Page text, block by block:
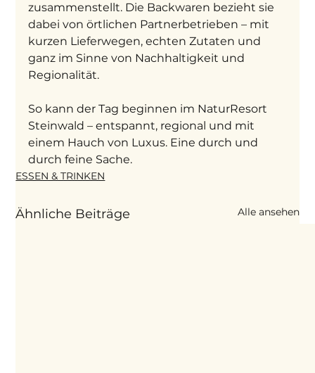
zusammenstellt. Die Backwaren bezieht sie
dabei von örtlichen Partnerbetrieben – mit
kurzen Lieferwegen, echten Zutaten und
ganz im Sinne von Nachhaltigkeit und
Regionalität.
So kann der Tag beginnen im NaturResort
Steinwald – entspannt, regional und mit
einem Hauch von Luxus. Eine durch und
durch feine Sache.
ESSEN & TRINKEN
Ähnliche Beiträge Alle ansehen